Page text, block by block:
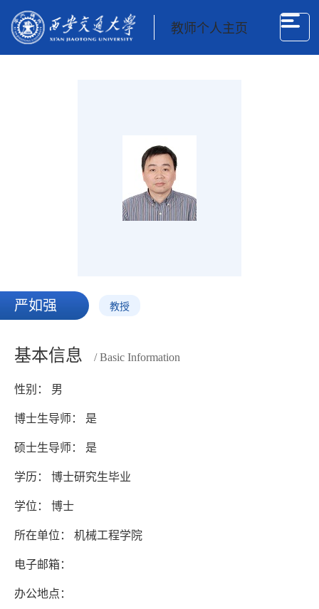
教师个人主页
严如强 教授
基本信息 / Basic Information
性别： 男
博士生导师： 是
硕士生导师： 是
学历： 博士研究生毕业
学位： 博士
所在单位： 机械工程学院
电子邮箱：
办公地点：